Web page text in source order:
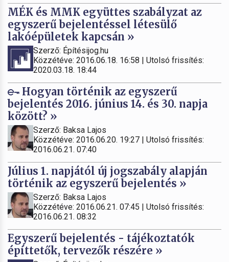
MÉK és MMK együttes szabályzat az
egyszerű bejelentéssel létesülő
lakóépületek kapcsán »
Szerző: Építésijog.hu
Közzétéve: 2016.06.18. 16:58 | Utolsó frissítés:
2020.03.18. 18:44
Hogyan történik az egyszerű
bejelentés 2016. június 14. és 30. napja
között? »
Szerző: Baksa Lajos
Közzétéve: 2016.06.20. 19:27 | Utolsó frissítés:
2016.06.21. 07:40
Július 1. napjától új jogszabály alapján
történik az egyszerű bejelentés »
Szerző: Baksa Lajos
Közzétéve: 2016.06.21. 07:45 | Utolsó frissítés:
2016.06.21. 08:32
Egyszerű bejelentés - tájékoztatók
építtetők, tervezők részére »